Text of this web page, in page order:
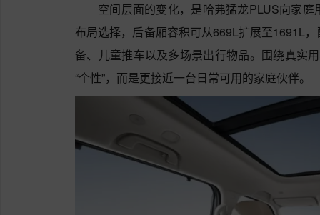
空间层面的变化，是哈弗猛龙PLUS向家
布局选择，后备厢容积可从669L扩展至1691L
备、儿童推车以及多场景出行物品。围绕真实
“个性”，而是更接近一台日常可用的家庭伙伴。